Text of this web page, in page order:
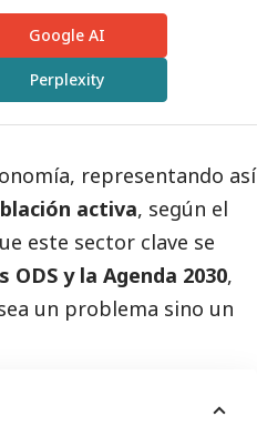
Google AI
Perplexity
representando así
activa, según el
este sector clave se
ODS y la Agenda 2030,
un problema sino un